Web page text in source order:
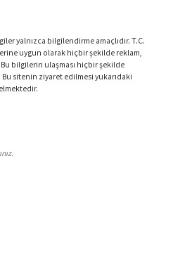
yalnızca bilgilendirme amaçlıdır. T.C.
uygun olarak hiçbir şekilde reklam,
bilgilerin ulaşması hiçbir şekilde
sitenin ziyaret edilmesi yukarıdaki